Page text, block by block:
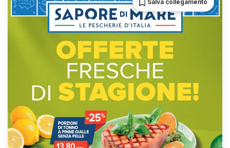
Salva collegamento